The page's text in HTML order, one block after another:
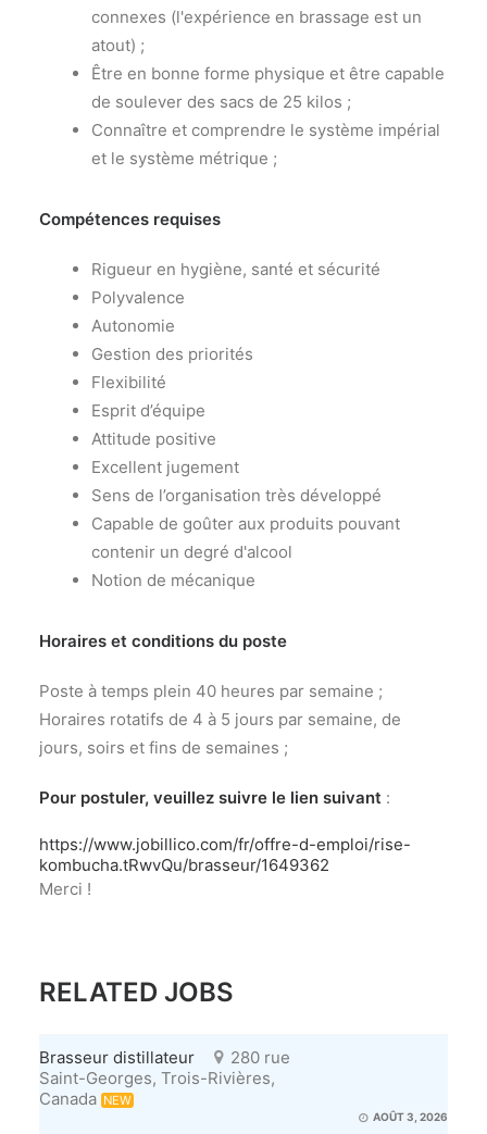
connexes (l'expérience en brassage est un
atout) ;
Être en bonne forme physique et être capable
de soulever des sacs de 25 kilos ;
Connaître et comprendre le système impérial
et le système métrique ;
Compétences requises
Rigueur en hygiène, santé et sécurité
Polyvalence
Autonomie
Gestion des priorités
Flexibilité
Esprit d’équipe
Attitude positive
Excellent jugement
Sens de l’organisation très développé
Capable de goûter aux produits pouvant
contenir un degré d'alcool
Notion de mécanique
Horaires et conditions du poste
Poste à temps plein 40 heures par semaine ;
Horaires rotatifs de 4 à 5 jours par semaine, de
jours, soirs et fins de semaines ;
Pour postuler, veuillez suivre le lien suivant :
https://www.jobillico.com/fr/offre-d-emploi/rise-
kombucha.tRwvQu/brasseur/1649362
Merci !
RELATED JOBS
Brasseur distillateur
280 rue
Saint-Georges, Trois-Rivières,
Canada NEW
AOÛT 3, 2026